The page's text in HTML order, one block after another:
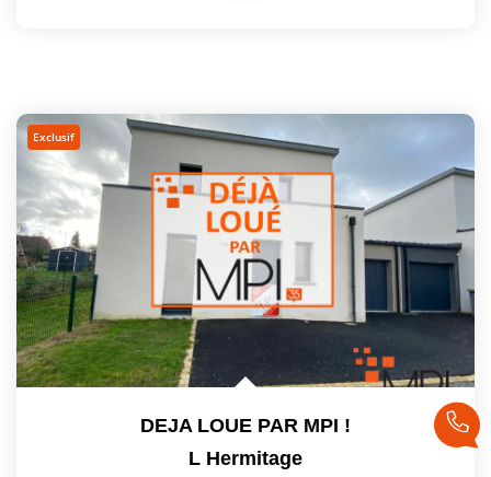
Exclusif
DEJA LOUE PAR MPI !
L Hermitage